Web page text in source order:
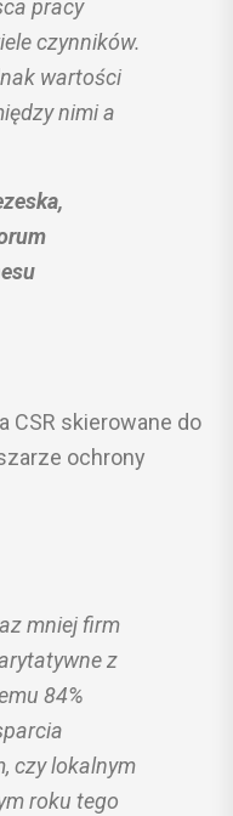
pracy
czynników.
wartości
nimi a
CSR skierowane do
ochrony
mniej firm
z
84%
czy lokalnym
roku tego